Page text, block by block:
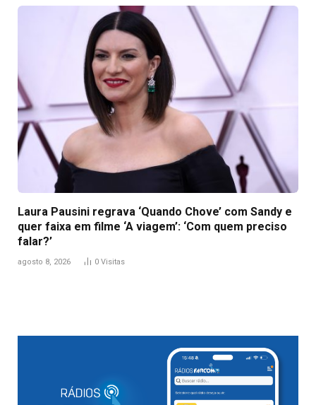
Laura Pausini regrava ‘Quando Chove’ com Sandy e
quer faixa em filme ‘A viagem’: ‘Com quem preciso
falar?’
agosto 8, 2026 0 Visitas